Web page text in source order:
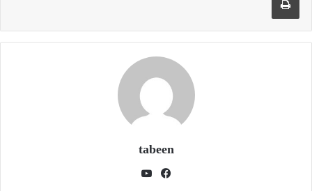
tabeen
فيسبوك